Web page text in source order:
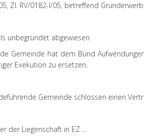
Zl. RV/0182-I/05, betreffend
unbegründet abgewiesen.
Gemeinde hat dem Bund
Exekution zu ersetzen.
Gemeinde schlossen einen
der Liegenschaft in EZ ...